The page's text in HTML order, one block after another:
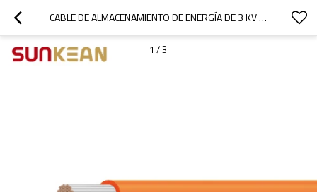
CABLE DE ALMACENAMIENTO DE ENERGÍA DE 3 KV UL 3816
1 /3